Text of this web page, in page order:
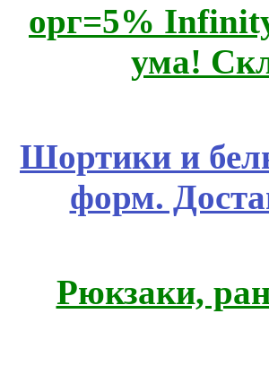
орг=5%
ума!
Шортики и
форм.
Рюкзаки,